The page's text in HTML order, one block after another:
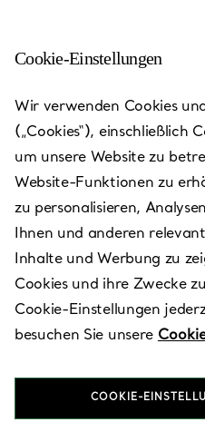
Shenyang -
Heute bis 22:00
Verfügbare Leistungen
288 Qingnian Street,Shenyang
Cookie-Einstellungen
Wir verwenden Cookies
(„Cookies“), einschließlich
um unsere Website zu
Website-Funktionen zu
zu personalisieren,
Ihnen und anderen
Inhalte und Werbung zu
Cookies und ihre Zwecke
Cookie-Einstellungen
besuchen Sie unsere
COOKIE-